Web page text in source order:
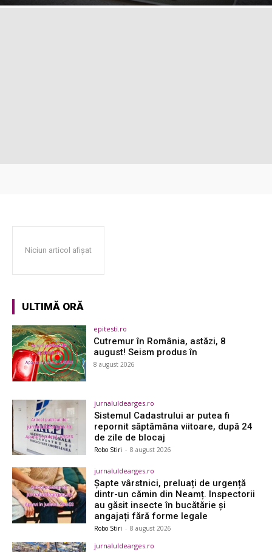
Niciun articol afișat
ULTIMĂ ORĂ
epitesti.ro
Cutremur în România, astăzi, 8
august! Seism produs în
8 august 2026
jurnaluldearges.ro
Sistemul Cadastrului ar putea fi
repornit săptămâna viitoare, după 24
de zile de blocaj
Robo Stiri - 8 august 2026
jurnaluldearges.ro
Șapte vârstnici, preluați de urgență
dintr-un cămin din Neamț. Inspectorii
au găsit insecte în bucătărie și
angajați fără forme legale
Robo Stiri - 8 august 2026
jurnaluldearges.ro